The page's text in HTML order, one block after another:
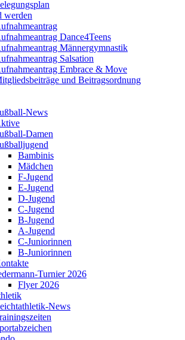
werden
Dance4Teens
Männergymnastik
Salsation
Embrace & Move
und Beitragsordnung
News
Damen
Bambinis
Mädchen
F-Jugend
E-Jugend
D-Jugend
C-Jugend
B-Jugend
A-Jugend
C-Juniorinnen
B-Juniorinnen
Turnier 2026
Flyer 2026
News